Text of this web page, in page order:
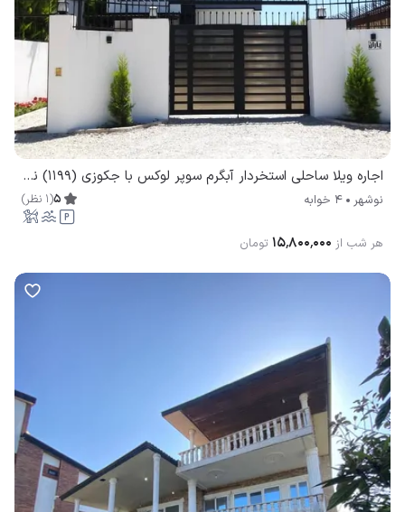
اجاره ویلا ساحلی استخردار آبگرم سوپر لوکس با جکوزی (1199) نوشهر
نوشهر 4 خوابه 5
(
1 نظر)
هر شب از ۱۵٬۸۰۰٬۰۰۰ تومان